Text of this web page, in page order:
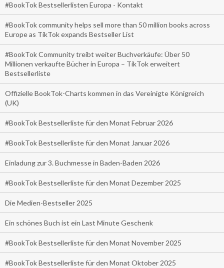
#BookTok Bestsellerlisten Europa - Kontakt
#BookTok community helps sell more than 50 million books across
Europe as TikTok expands Bestseller List
#BookTok Community treibt weiter Buchverkäufe: Über 50
Millionen verkaufte Bücher in Europa – TikTok erweitert
Bestsellerliste
Offizielle BookTok-Charts kommen in das Vereinigte Königreich
(UK)
#BookTok Bestsellerliste für den Monat Februar 2026
#BookTok Bestsellerliste für den Monat Januar 2026
Einladung zur 3. Buchmesse in Baden-Baden 2026
#BookTok Bestsellerliste für den Monat Dezember 2025
Die Medien-Bestseller 2025
Ein schönes Buch ist ein Last Minute Geschenk
#BookTok Bestsellerliste für den Monat November 2025
#BookTok Bestsellerliste für den Monat Oktober 2025